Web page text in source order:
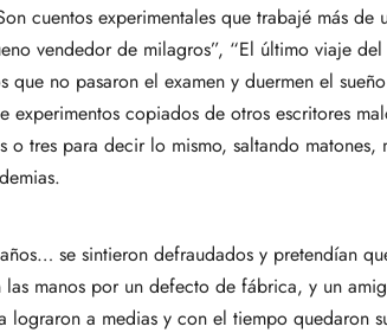
cuentos experimentales que trabajé más de
vendedor de milagros”, “El último viaje del
no pasaron el examen y duermen el
copiados de otros escritores
o tres para decir lo mismo, saltando
se sintieron defraudados y pretendían
manos por un defecto de fábrica, y un
a medias y con el tiempo quedaron